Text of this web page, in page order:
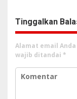
Tinggalkan
Alamat email
wajib ditandai *